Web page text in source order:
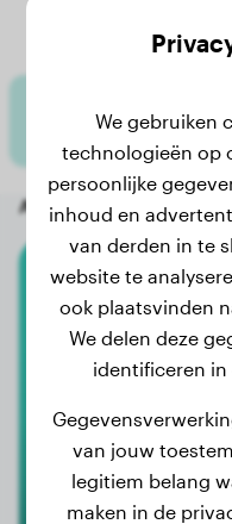
Frieda's
voor Frieda.
Andere willekeurige
We gebruiken
technologieën op
persoonlijke
inhoud en
van derden in te
website te
ook plaatsvinden
We delen deze
identificeren in
van jouw
legitiem belang
maken in de